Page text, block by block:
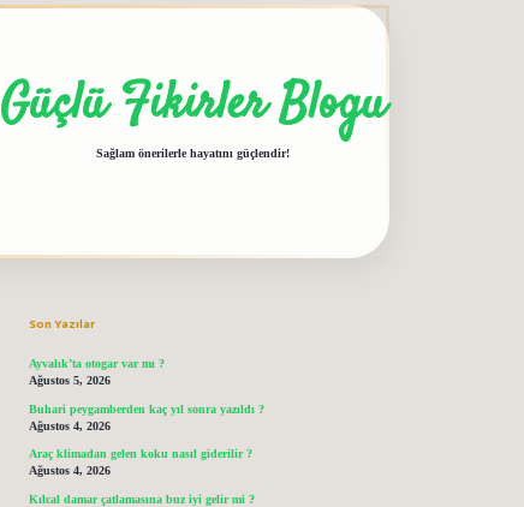
Güçlü Fikirler Blogu
Sağlam önerilerle hayatını güçlendir!
Son Yazılar
Ayvalık’ta otogar var mı ?
Ağustos 5, 2026
Buhari peygamberden kaç yıl sonra yazıldı ?
Ağustos 4, 2026
Araç klimadan gelen koku nasıl giderilir ?
Ağustos 4, 2026
Kılcal damar çatlamasına buz iyi gelir mi ?